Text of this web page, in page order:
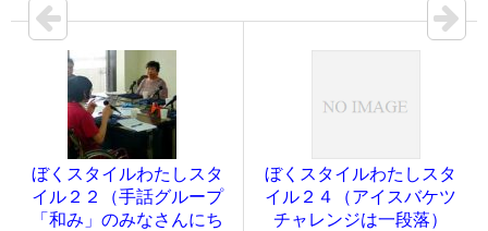
ぼくスタイルわたしスタ
イル２２（手話グループ
「和み」のみなさんにち
ぼくスタイルわたしスタ
イル２４（アイスバケツ
チャレンジは一段落）